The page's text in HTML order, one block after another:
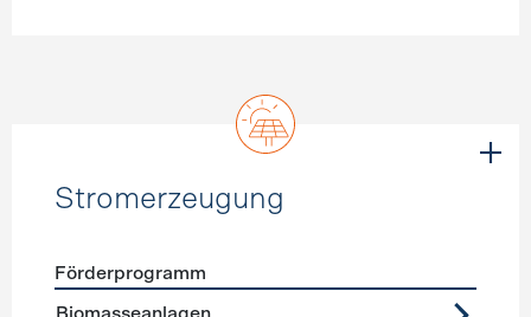
Stromerzeugung
Förderprogramme
Förderprogramm